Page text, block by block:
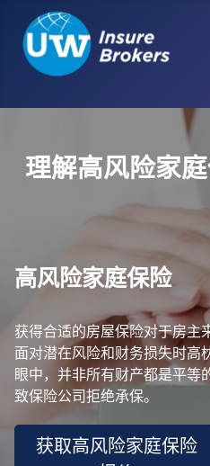
理解高风险家
高风险家庭保险
获得合适的房屋保险对于房主
面对潜在风险和财务损失时高
眼中，并非所有财产都是平等
致保险公司拒绝承保。
获取高风险家庭保险